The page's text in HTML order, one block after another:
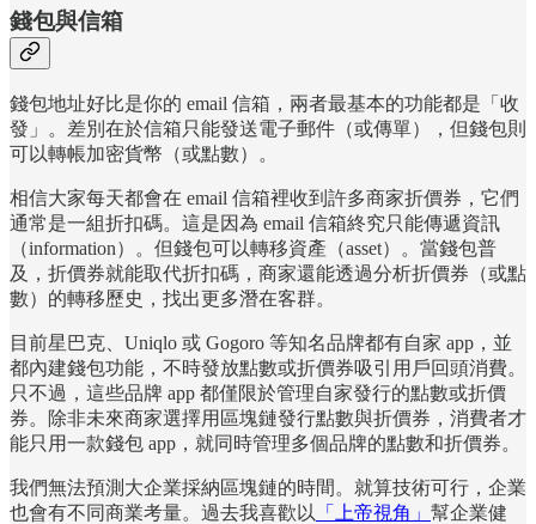
錢包與信箱
錢包地址好比是你的 email 信箱，兩者最基本的功能都是「收
發」。差別在於信箱只能發送電子郵件（或傳單），但錢包則
可以轉帳加密貨幣（或點數）。
相信大家每天都會在 email 信箱裡收到許多商家折價券，它們
通常是一組折扣碼。這是因為 email 信箱終究只能傳遞資訊
（information）。但錢包可以轉移資產（asset）。當錢包普
及，折價券就能取代折扣碼，商家還能透過分析折價券（或點
數）的轉移歷史，找出更多潛在客群。
目前星巴克、Uniqlo 或 Gogoro 等知名品牌都有自家 app，並
都內建錢包功能，不時發放點數或折價券吸引用戶回頭消費。
只不過，這些品牌 app 都僅限於管理自家發行的點數或折價
券。除非未來商家選擇用區塊鏈發行點數與折價券，消費者才
能只用一款錢包 app，就同時管理多個品牌的點數和折價券。
我們無法預測大企業採納區塊鏈的時間。就算技術可行，企業
也會有不同商業考量。過去我喜歡以
「上帝視角」 幫企業健